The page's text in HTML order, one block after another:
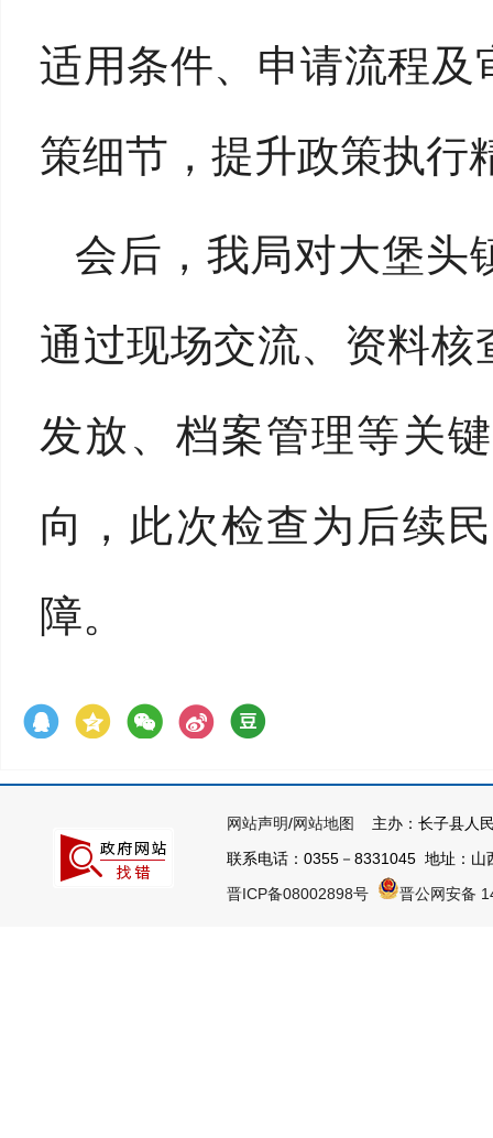
适用条件、申请流程
策细节，提升政策执行
会后，我局对大堡头
通过现场交流、资料
发放、档案管理等关
向，此次检查为后续
障。
网站声明/网站地图
主办：长子县人
联系电话：0355－8331045 地址：
晋ICP备08002898号
晋公网安备